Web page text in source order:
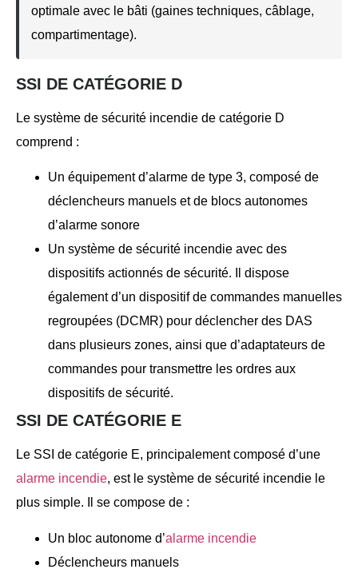
optimale avec le bâti (gaines techniques, câblage,
compartimentage).
SSI DE CATÉGORIE D
Le système de sécurité incendie de catégorie D
comprend :
Un équipement d’alarme de type 3, composé de
déclencheurs manuels et de blocs autonomes
d’alarme sonore
Un système de sécurité incendie avec des
dispositifs actionnés de sécurité. Il dispose
également d’un dispositif de commandes manuelles
regroupées (DCMR) pour déclencher des DAS
dans plusieurs zones, ainsi que d’adaptateurs de
commandes pour transmettre les ordres aux
dispositifs de sécurité.
SSI DE CATÉGORIE E
Le SSI de catégorie E, principalement composé d’une
alarme incendie, est le système de sécurité incendie le
plus simple. Il se compose de :
Un bloc autonome d’alarme incendie
Déclencheurs manuels